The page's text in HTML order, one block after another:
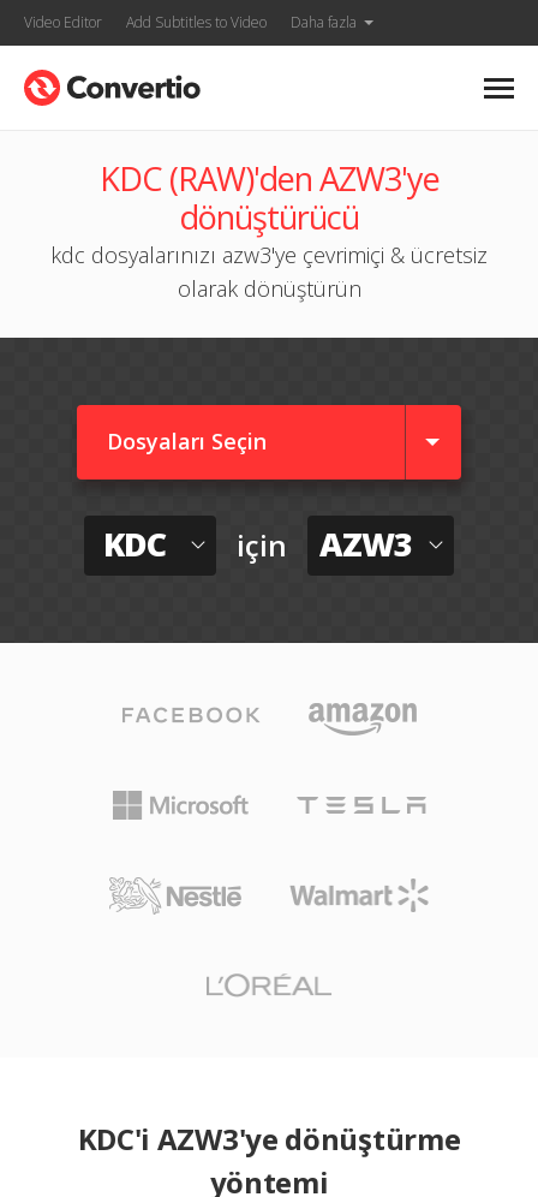
Video Editor Add Subtitles to Video Daha fazla
KDC (RAW)'den AZW3'ye
dönüştürücü
kdc dosyalarınızı azw3'ye çevrimiçi & ücretsiz
olarak dönüştürün
Dosyaları Seçin
KDC için AZW3
KDC'i AZW3'ye dönüştürme
yöntemi